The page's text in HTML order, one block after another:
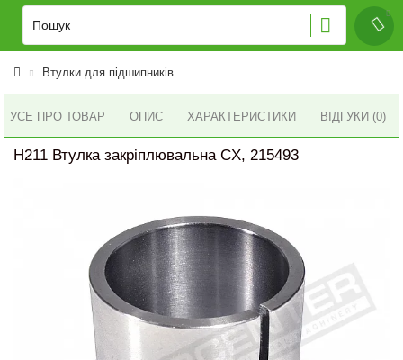
Втулки для підшипників
УСЕ ПРО ТОВАР ОПИС ХАРАКТЕРИСТИКИ ВІДГУКИ (0)
H211 Втулка закріплювальна CX, 215493